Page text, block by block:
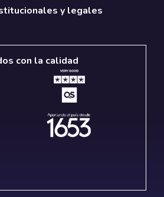
y legales
con la calidad